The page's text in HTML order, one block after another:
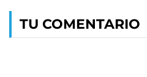
TU COMENTARIO